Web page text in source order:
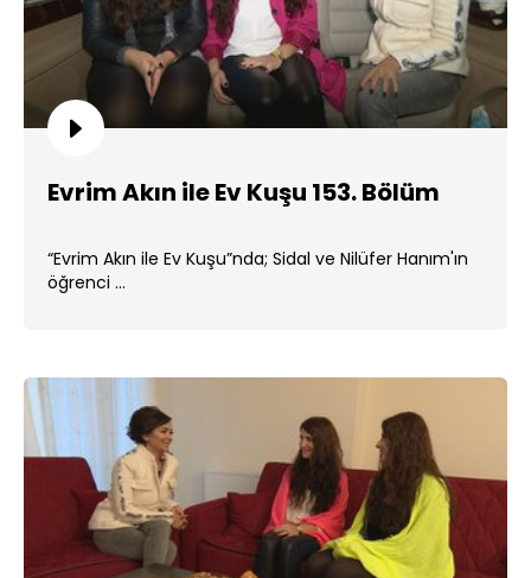
Evrim Akın ile Ev Kuşu 153. Bölüm
“Evrim Akın ile Ev Kuşu”nda; Sidal ve Nilüfer Hanım'ın
öğrenci ...